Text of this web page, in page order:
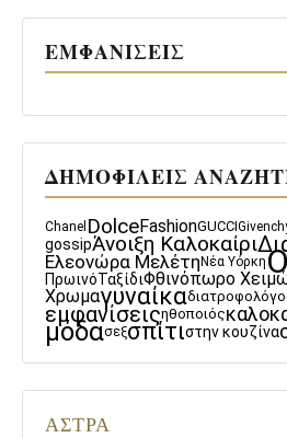
ΕΜΦΑΝΙΣΕΙΣ
ΔΗΜΟΦΙΛΕΙΣ
Chanel DolceFashionGUCCI
gossipΆνοιξη Καλοκαίρι
Ελεονώρα Μελέτη Νέα Υόρκη
ΠρωινόΤαξίδιΦθινόπωρο
Χρωμαγυναίκα
εμφανίσειςηθοποιός
μόδασεξσπίτιστην κουζίνα
ΑΣΤΡΑ